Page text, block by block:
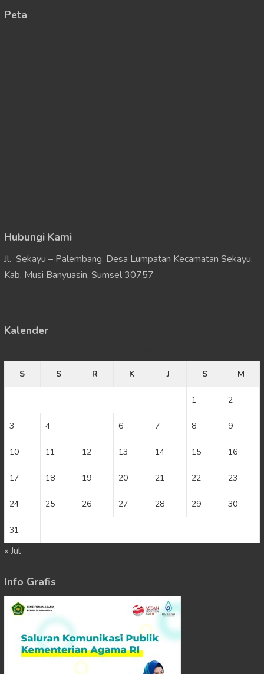
Peta
Hubungi Kami
Jl. Sekayu – Palembang, Desa Lumpatan Kecamatan Sekayu,
Kab. Musi Banyuasin, Sumsel 30757
Kalender
S
S R K J S M
1 2
3 4 6 7 8 9
10 11 12 13 14 15 16
17 18 19 20 21 22 23
24 25 26 27 28 29 30
31
« Jul
Info Grafis